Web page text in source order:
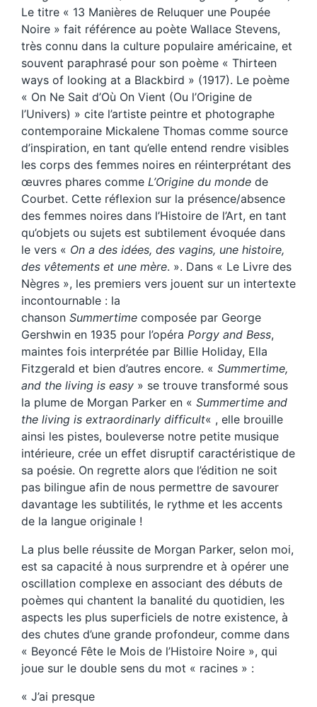
Le titre « 13 Manières de Reluquer une Poupée
Noire » fait référence au poète Wallace Stevens,
très connu dans la culture populaire américaine, et
souvent paraphrasé pour son poème « Thirteen
ways of looking at a Blackbird » (1917). Le poème
« On Ne Sait d’Où On Vient (Ou l’Origine de
l’Univers) » cite l’artiste peintre et photographe
contemporaine Mickalene Thomas comme source
d’inspiration, en tant qu’elle entend rendre visibles
les corps des femmes noires en réinterprétant des
œuvres phares comme L’Origine du monde de
Courbet. Cette réflexion sur la présence/absence
des femmes noires dans l’Histoire de l’Art, en tant
qu’objets ou sujets est subtilement évoquée dans
le vers « On a des idées, des vagins, une histoire,
des vêtements et une mère. ». Dans « Le Livre des
Nègres », les premiers vers jouent sur un intertexte
incontournable : la
chanson Summertime composée par George
Gershwin en 1935 pour l’opéra Porgy and Bess,
maintes fois interprétée par Billie Holiday, Ella
Fitzgerald et bien d’autres encore. « Summertime,
and the living is easy » se trouve transformé sous
la plume de Morgan Parker en « Summertime and
the living is extraordinarly difficult« , elle brouille
ainsi les pistes, bouleverse notre petite musique
intérieure, crée un effet disruptif caractéristique de
sa poésie. On regrette alors que l’édition ne soit
pas bilingue afin de nous permettre de savourer
davantage les subtilités, le rythme et les accents
de la langue originale !
La plus belle réussite de Morgan Parker, selon moi,
est sa capacité à nous surprendre et à opérer une
oscillation complexe en associant des débuts de
poèmes qui chantent la banalité du quotidien, les
aspects les plus superficiels de notre existence, à
des chutes d’une grande profondeur, comme dans
« Beyoncé Fête le Mois de l’Histoire Noire », qui
joue sur le double sens du mot « racines » :
« J’ai presque